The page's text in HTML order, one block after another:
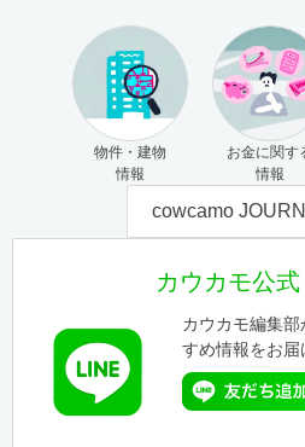
物件・建物
情報
お金に関す
情報
cowcamo
カウカモ公
カウカモ編集
すめ情報をお届